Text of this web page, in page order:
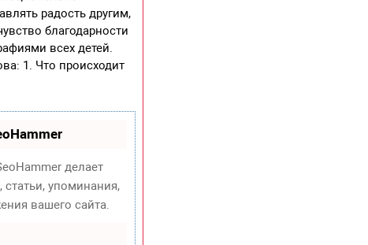
радость другим,
благодарности
всех детей.
1. Что происходит
делает
упоминания,
вашего сайта.